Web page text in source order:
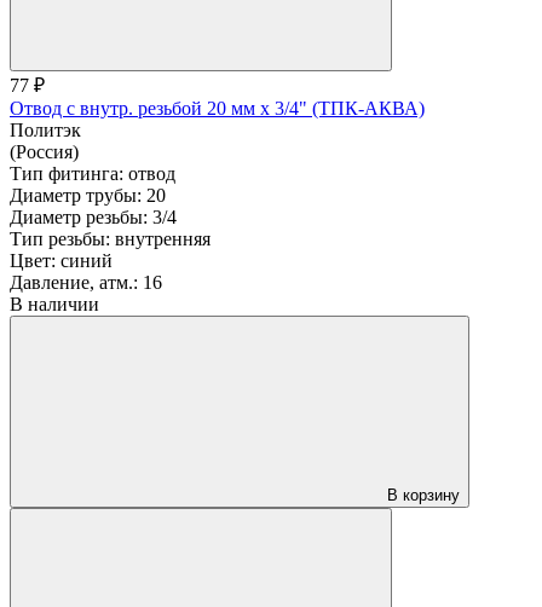
77 ₽
Отвод с внутр. резьбой 20 мм х 3/4" (ТПК-АКВА)
Политэк
(Россия)
Тип фитинга: отвод
Диаметр трубы: 20
Диаметр резьбы: 3/4
Тип резьбы: внутренняя
Цвет: синий
Давление, атм.: 16
В наличии
В корзину